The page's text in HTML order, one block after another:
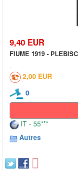
9,40 EUR
FIUME 1919 -
2,00 EUR
0
IT - 55***
Autres